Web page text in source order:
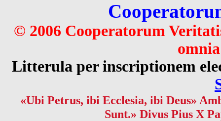
© 2006 Cooperatorum
Litterula per inscriptionem
«Ubi Petrus, ibi Ecclesia, ibi Deus»
Sunt.» Divus Pius X